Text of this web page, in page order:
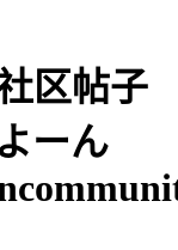
区帖子
ーん